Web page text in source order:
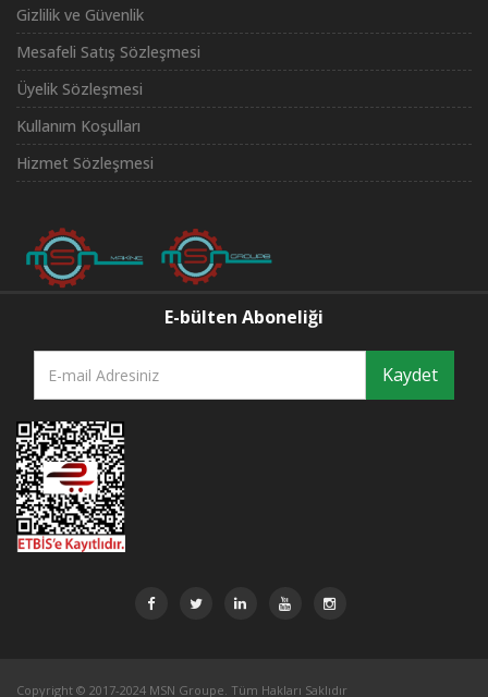
Gizlilik ve Güvenlik
Mesafeli Satış Sözleşmesi
Üyelik Sözleşmesi
Kullanım Koşulları
Hizmet Sözleşmesi
E-bülten Aboneliği
Kaydet
Copyright © 2017-2024 MSN Groupe. Tüm Hakları Saklıdır